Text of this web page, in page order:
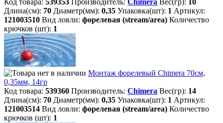
Код товара: 539353 Производитель: Chimera Вес(гр): 10
Длина(см): 70 Диаметр(мм): 0,35 Упаковка(шт): 1 Артикул:
121003510 Вид ловли: форелевая (stream/area) Количество
крючков (шт): 1
Монтаж форелевый Chimera 70см,
0,35мм, 14гр
Код товара: 539360 Производитель: Chimera Вес(гр): 14
Длина(см): 70 Диаметр(мм): 0,35 Упаковка(шт): 1 Артикул:
121003514 Вид ловли: форелевая (stream/area) Количество
крючков (шт): 1